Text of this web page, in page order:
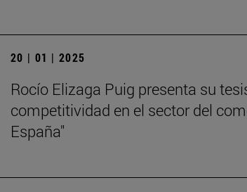
20 | 01 | 2025
Rocío Elizaga Puig presenta su
competitividad en el sector del
España"